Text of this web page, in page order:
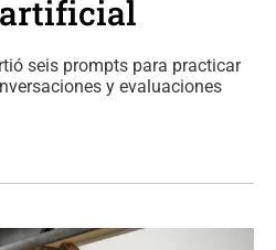
seis prompts para practicar
y evaluaciones